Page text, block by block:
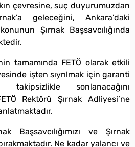
çevresine, suç duyurumuzdan
geleceğini, Ankara’daki
Şırnak Başsavcılığında
tamamında FETÖ olarak etkili
işten sıyrılmak için garanti
takipsizlikle sonlanacağını
Rektörü Şırnak Adliyesi’ne
Başsavcılığımızı ve Şırnak
Ne kadar yalancı ve